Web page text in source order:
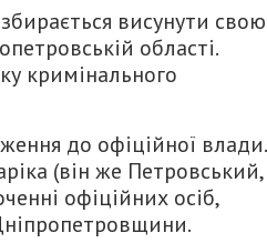
висунути свою
області.
кримінального
до офіційної влади.
(він же Петровський,
офіційних осіб,